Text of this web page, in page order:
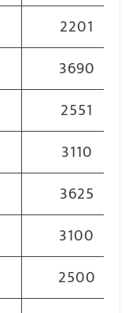
2201
3690
2551
3110
3625
3100
2500